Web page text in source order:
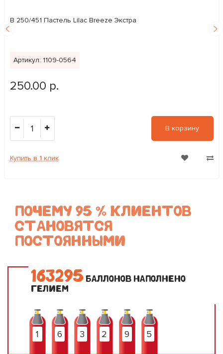
В 250/451 Пастель Lilac Breeze Экстра
Артикул: 1109-0564
250.00 р.
1 В корзину
Купить в 1 клик
ПОЧЕМУ 95 % КЛИЕНТОВ
СТАНОВЯТСЯ
ПОСТОЯННЫМИ
163295 БАЛЛОНОВ НАПОЛНЕНО
ГЕЛИЕМ
1 6 3 2 9 5